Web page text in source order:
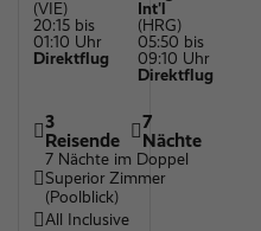
(VIE)
20:15 bis
01:10 Uhr
Direktflug
Int'l
(HRG)
05:50 bis
09:10 Uhr
Direktflug
3
Reisende
7
Nächte
7 Nächte im Doppel
Superior Zimmer
(Poolblick)
All Inclusive